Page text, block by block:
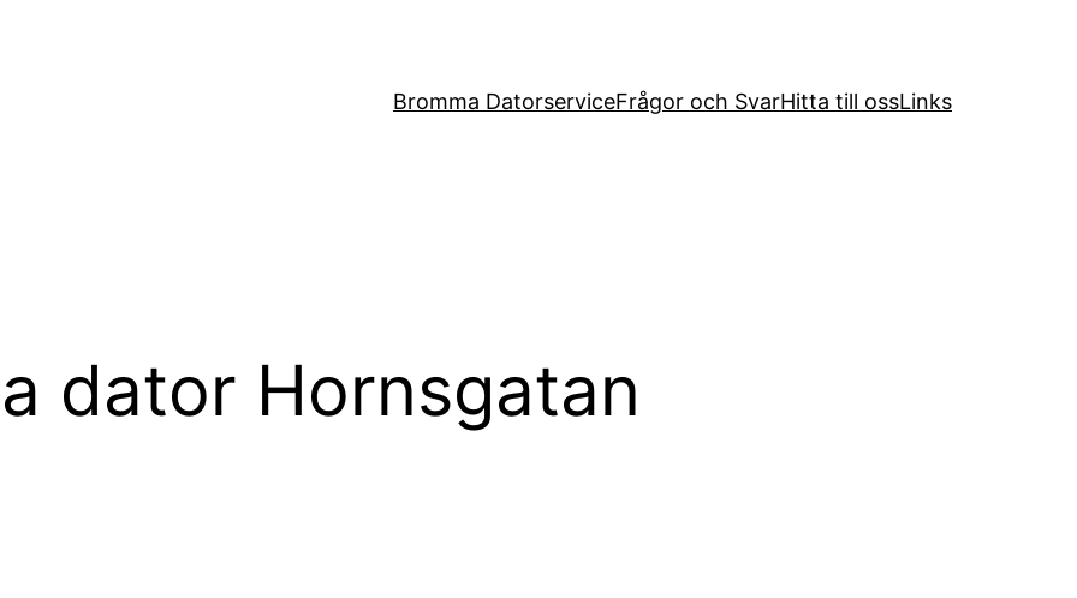
Bromma DatorserviceFrågor och SvarHitta till ossLinks
dator Hornsgatan